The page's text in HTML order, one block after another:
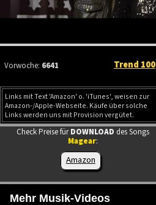
Vorwoche: 6641 Trend 100
Links mit Text 'Amazon' o. 'iTunes', weisen zur
Amazon-/Apple-Webseite. Käufe über solche
Links werden uns mit Provision vergütet.
Check Preise fürDOWNLOAD des Songs
Magear:
Amazon
Mehr Musik-Videos